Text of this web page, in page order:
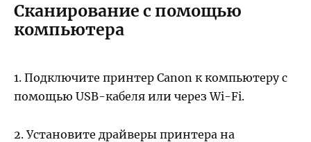
Сканирование с помощью
компьютера
1. Подключите принтер Canon к компьютеру с
помощью USB-кабеля или через Wi-Fi.
2. Установите драйверы принтера на